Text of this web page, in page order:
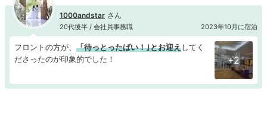
1000andstar
20代後半 / 会社員事務職 2023年10月に宿泊
フロントの方が、 「待っとったばい！｣とお迎えしてく
ださったのが印象的でした！
+2